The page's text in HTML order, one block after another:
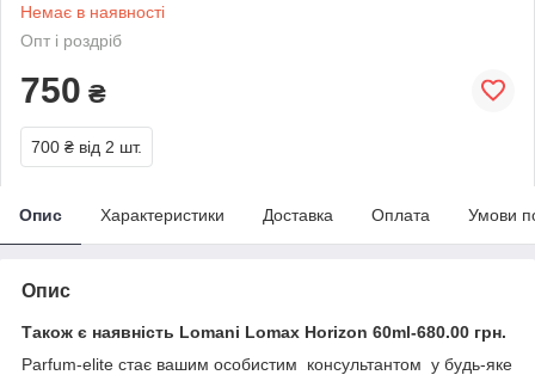
Немає в наявності
Опт і роздріб
750 ₴
700 ₴ від 2 шт.
Опис Характеристики Доставка Оплата Умови
Опис
Також є наявність Lomani Lomax Horizon 60ml-680.00 грн.
Parfum-elite стає вашим особистим консультантом у будь-яке